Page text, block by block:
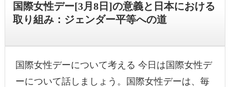
国際女性デー[3月8日]の意義と日本における
取り組み：ジェンダー平等への道
国際女性デーについて考える 今日は国際女性デ
ーについて話しましょう。国際女性デーは、毎